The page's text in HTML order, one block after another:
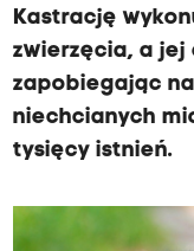
Kastrację
zwierzęcia, a jej
zapobiegając
niechcianych
tysięcy istnień.